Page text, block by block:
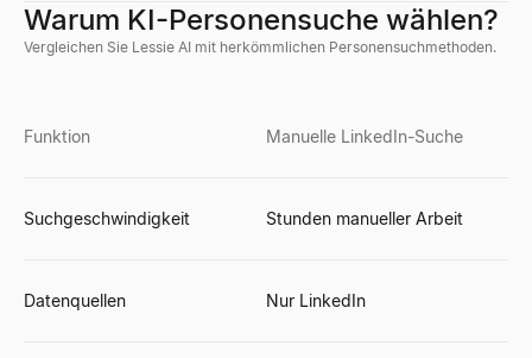
Warum KI-Personensuche wählen?
Vergleichen Sie Lessie AI mit herkömmlichen Personensuchmethoden.
Funktion Manuelle LinkedIn-Suche
Suchgeschwindigkeit Stunden manueller Arbeit
Datenquellen Nur LinkedIn